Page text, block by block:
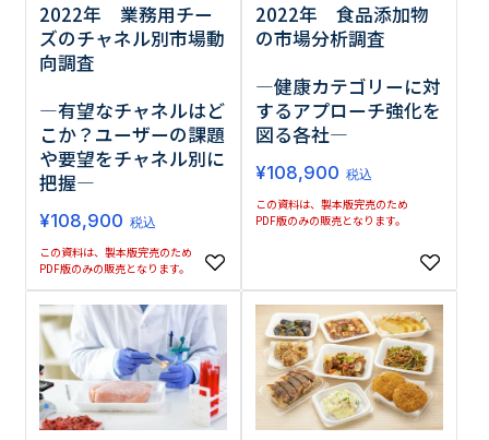
2022年 業務用チー
ズのチャネル別市場動
向調査
―有望なチャネルはど
こか？ユーザーの課題
や要望をチャネル別に
把握―
¥108,900 税込
この資料は、製本版完売のため
PDF版のみの販売となります。
2022年 食品添加物
の市場分析調査
―健康カテゴリーに対
するアプローチ強化を
図る各社―
¥108,900 税込
この資料は、製本版完売のため
PDF版のみの販売となります。